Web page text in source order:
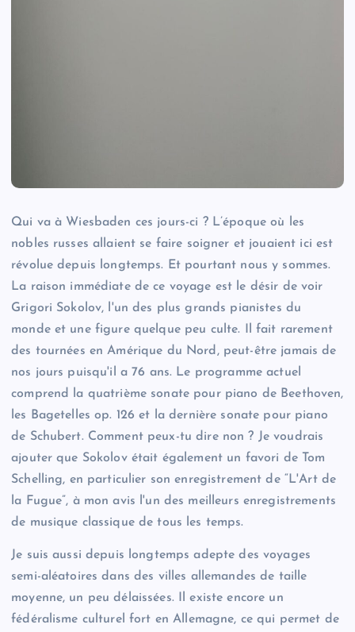
Qui va à Wiesbaden ces jours-ci ? L’époque où les
nobles russes allaient se faire soigner et jouaient ici est
révolue depuis longtemps. Et pourtant nous y sommes.
La raison immédiate de ce voyage est le désir de voir
Grigori Sokolov, l'un des plus grands pianistes du
monde et une figure quelque peu culte. Il fait rarement
des tournées en Amérique du Nord, peut-être jamais de
nos jours puisqu'il a 76 ans. Le programme actuel
comprend la quatrième sonate pour piano de Beethoven,
les Bagetelles op. 126 et la dernière sonate pour piano
de Schubert. Comment peux-tu dire non ? Je voudrais
ajouter que Sokolov était également un favori de Tom
Schelling, en particulier son enregistrement de “L'Art de
la Fugue”, à mon avis l'un des meilleurs enregistrements
de musique classique de tous les temps.
Je suis aussi depuis longtemps adepte des voyages
semi-aléatoires dans des villes allemandes de taille
moyenne, un peu délaissées. Il existe encore un
fédéralisme culturel fort en Allemagne, ce qui permet de